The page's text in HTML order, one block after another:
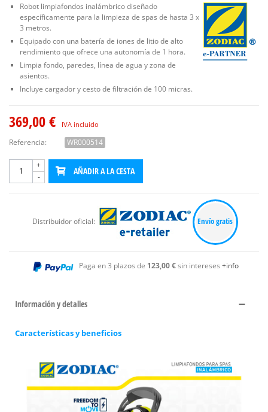
Robot limpiafondos inalámbrico diseñado
específicamente para la limpieza de spas de hasta 3 x
3 metros.
Equipado con una batería de iones de litio de alto
rendimiento que ofrece una autonomía de 1 hora.
Limpia fondo, paredes, línea de agua y zona de
asientos.
Incluye cargador y cesto de filtración de 100 micras.
369,00 € IVA incluido
Referencia: WR000514
-
+
AÑADIR A LA CESTA
Distribuidor oficial: Envío gratis
Paga en 3 plazos de 123,00 €sin intereses +info
Información y detalles
Características y beneficios